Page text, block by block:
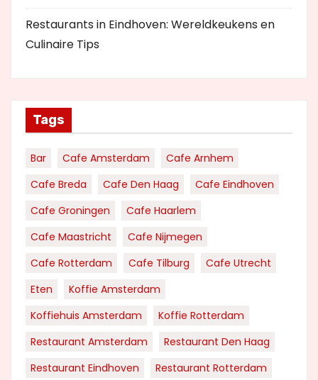
Restaurants in Eindhoven: Wereldkeukens en
Culinaire Tips
Tags
Bar Cafe Amsterdam
Cafe Arnhem
Cafe Breda
Cafe Den Haag
Cafe Eindhoven
Cafe Groningen
Cafe Haarlem
Cafe Maastricht
Cafe Nijmegen
Cafe Rotterdam
Cafe Tilburg
Cafe Utrecht
Eten
Koffie Amsterdam
Koffiehuis Amsterdam
Koffie Rotterdam
Restaurant Amsterdam
Restaurant Den Haag
Restaurant Eindhoven
Restaurant Rotterdam